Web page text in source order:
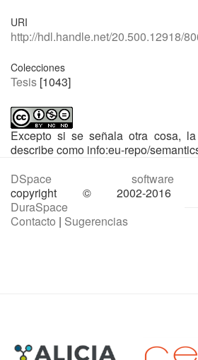
URI
http://hdl.handle.net/20.500.12918/
Colecciones
Tesis [1043]
Excepto si se señala otra cosa,
describe como info:eu-repo/
DSpace software
copyright © 2002-2016
DuraSpace
Contacto | Sugerencias